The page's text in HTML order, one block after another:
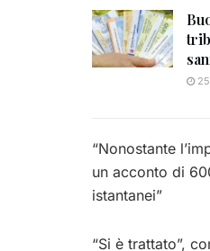
25
“Nonostante
un acconto di
istantanei”
“Si è trattato”,